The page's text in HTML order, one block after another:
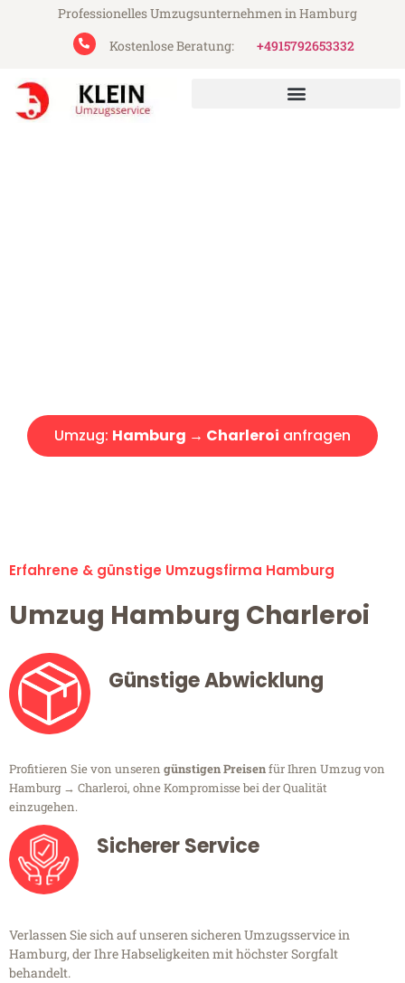
Professionelles Umzugsunternehmen in Hamburg
Kostenlose Beratung:
+4915792653332
Umzug: Hamburg → Charleroi anfragen
Erfahrene & günstige Umzugsfirma Hamburg
Umzug Hamburg Charleroi
Günstige Abwicklung
Profitieren Sie von unseren günstigen Preisenfür Ihren Umzug von
Hamburg → Charleroi, ohne Kompromisse bei der Qualität
einzugehen.
Sicherer Service
Verlassen Sie sich auf unseren sicheren Umzugsservice in
Hamburg, der Ihre Habseligkeiten mit höchster Sorgfalt
behandelt.